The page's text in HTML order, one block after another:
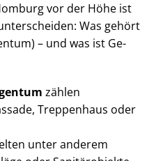
vor der Höhe ist
Was gehört
– und was ist Ge­
zählen
Treppenhaus oder
unter anderem